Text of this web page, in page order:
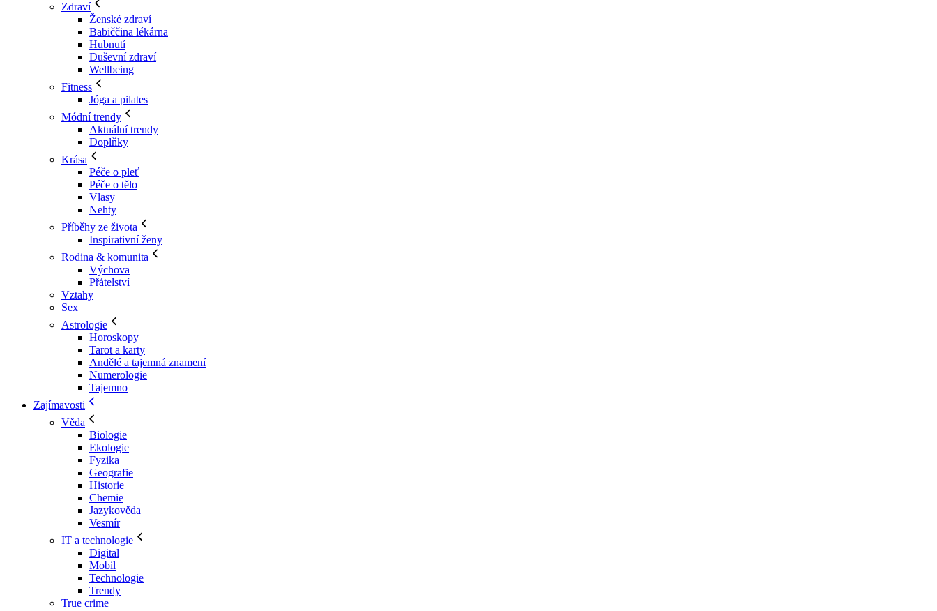
Zdraví
Ženské zdraví
Babiččina lékárna
Hubnutí
Duševní zdraví
Wellbeing
Fitness
Jóga a pilates
Módní trendy
Aktuální trendy
Doplňky
Krása
Péče o pleť
Péče o tělo
Vlasy
Nehty
Příběhy ze života
Inspirativní ženy
Rodina & komunita
Výchova
Přátelství
Vztahy
Sex
Astrologie
Horoskopy
Tarot a karty
Andělé a tajemná znamení
Numerologie
Tajemno
Zajímavosti
Věda
Biologie
Ekologie
Fyzika
Geografie
Historie
Chemie
Jazykověda
Vesmír
IT a technologie
Digital
Mobil
Technologie
Trendy
True crime